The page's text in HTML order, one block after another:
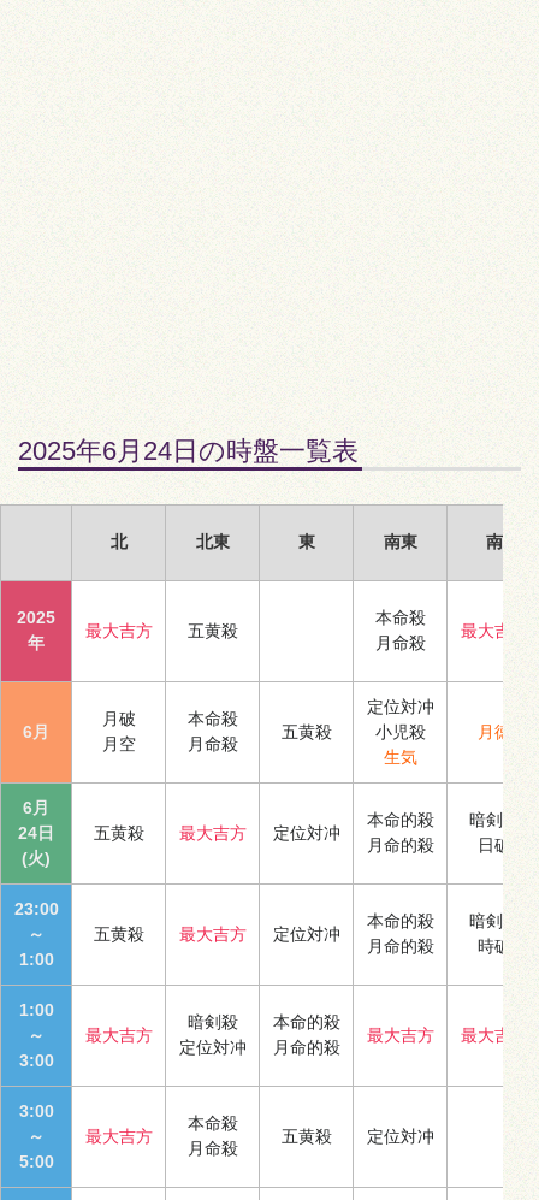
2025年6月24日の時盤一覧表
北 北東 東 南東 南
2025
年
最大吉方 五黄殺
本命殺
月命殺
最大吉方
6月
月破
月空
本命殺
月命殺
五黄殺
定位対冲
小児殺
生気
月徳
6月
24日
(火)
五黄殺 最大吉方 定位対冲
本命的殺
月命的殺
暗剣殺
日破
23:00
～
1:00
五黄殺 最大吉方 定位対冲
本命的殺
月命的殺
暗剣殺
時破
1:00
～
3:00
最大吉方
暗剣殺
定位対冲
本命的殺
月命的殺
最大吉方 最大吉方
3:00
～
5:00
最大吉方
本命殺
月命殺
五黄殺 定位対冲